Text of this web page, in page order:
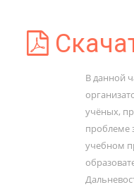
В данной
учёных,
проблеме
учебном